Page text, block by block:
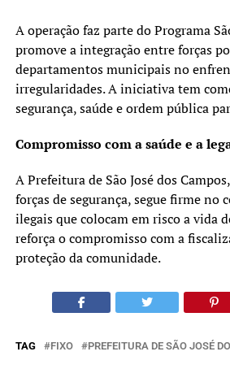
A operação faz parte do Programa
promove a integração entre forças
departamentos municipais no
irregularidades. A iniciativa tem
segurança, saúde e ordem pública
Compromisso com a saúde e a
A Prefeitura de São José dos
forças de segurança, segue firme no
ilegais que colocam em risco a vida
reforça o compromisso com a
proteção da comunidade.
TAG FIXO PREFEITURA DE SÃO JOSÉ